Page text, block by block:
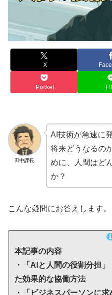
X
Pocket
田中課長
AI技術が急速に
将来どうなるの
めに、人間はど
か？
こんな疑問にお答えします。
本記事の内容
・「AIと人間の役割分担
た効果的な協働方法
・「ビジネスパーソンに